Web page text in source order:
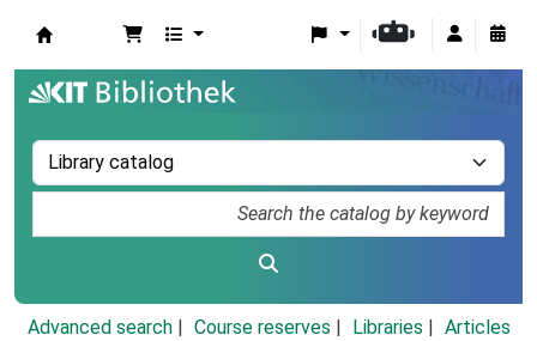
Advanced search Course reserves Libraries
Articles